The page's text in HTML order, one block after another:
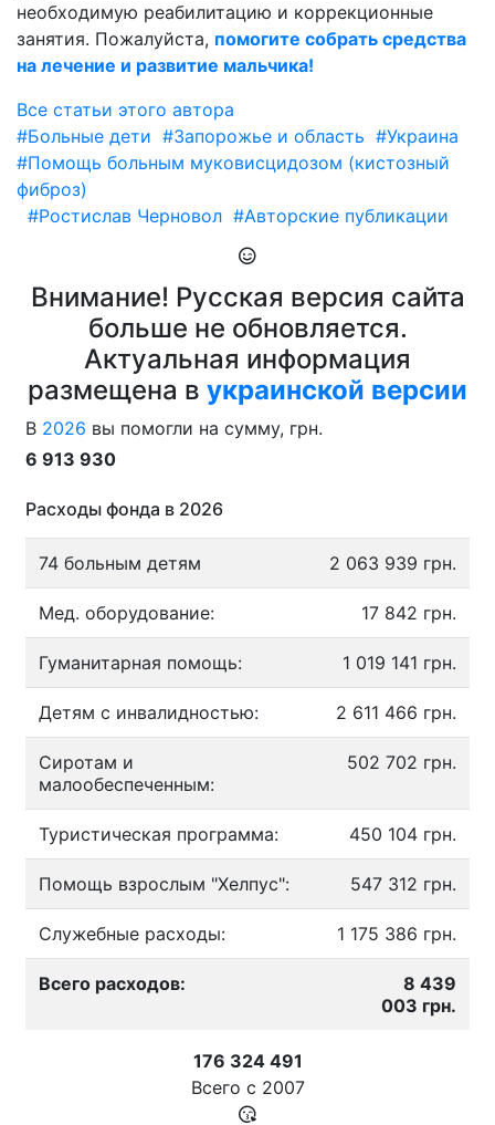
необходимую реабилитацию и коррекционные
занятия. Пожалуйста, помогите собрать средства
на лечение и развитие мальчика!
Все статьи этого автора
#Больные дети #Запорожье и область #Украина
#Помощь больным муковисцидозом (кистозный
фиброз)
#Ростислав Черновол #Авторские публикации
Внимание! Русская версия сайта
больше не обновляется.
Актуальная информация
размещена в украинской версии
В 2026 вы помогли на сумму, грн.
6 913 930
Расходы фонда в 2026
74 больным детям 2 063 939 грн.
Мед. оборудование: 17 842 грн.
Гуманитарная помощь: 1 019 141 грн.
Детям с инвалидностью: 2 611 466 грн.
Сиротам и
малообеспеченным:
502 702 грн.
Туристическая программа: 450 104 грн.
Помощь взрослым "Хелпус": 547 312 грн.
Служебные расходы: 1 175 386 грн.
Всего расходов:
8 439
003 грн.
176 324 491
Всего с 2007